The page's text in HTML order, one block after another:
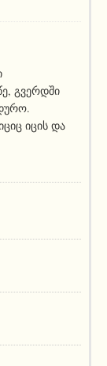
გვერდში
იცის და